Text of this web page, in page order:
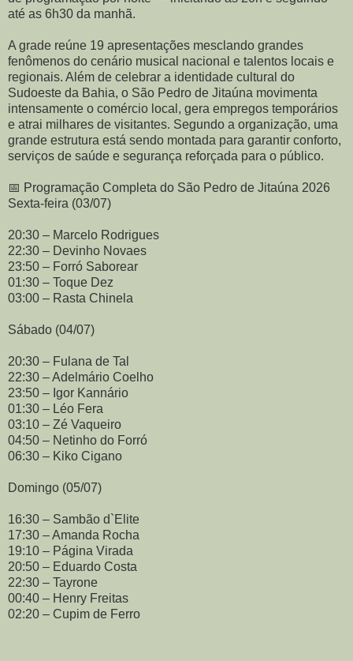
até as 6h30 da manhã.
A grade reúne 19 apresentações mesclando grandes
fenômenos do cenário musical nacional e talentos locais e
regionais. Além de celebrar a identidade cultural do
Sudoeste da Bahia, o São Pedro de Jitaúna movimenta
intensamente o comércio local, gera empregos temporários
e atrai milhares de visitantes. Segundo a organização, uma
grande estrutura está sendo montada para garantir conforto,
serviços de saúde e segurança reforçada para o público.
📅 Programação Completa do São Pedro de Jitaúna 2026
Sexta-feira (03/07)
20:30 – Marcelo Rodrigues
22:30 – Devinho Novaes
23:50 – Forró Saborear
01:30 – Toque Dez
03:00 – Rasta Chinela
Sábado (04/07)
20:30 – Fulana de Tal
22:30 – Adelmário Coelho
23:50 – Igor Kannário
01:30 – Léo Fera
03:10 – Zé Vaqueiro
04:50 – Netinho do Forró
06:30 – Kiko Cigano
Domingo (05/07)
16:30 – Sambão d`Elite
17:30 – Amanda Rocha
19:10 – Página Virada
20:50 – Eduardo Costa
22:30 – Tayrone
00:40 – Henry Freitas
02:20 – Cupim de Ferro